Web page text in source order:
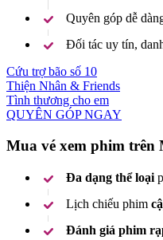
Quyên góp dễ
Đối tác uy tín,
Cứu trợ bão số 10
Thiện Nhân & Friends
Tình thương cho em
QUYÊN GÓP NGAY
Mua vé xem phim trên
Đa dạng thể loại
Lịch chiếu phim
Đánh giá phim